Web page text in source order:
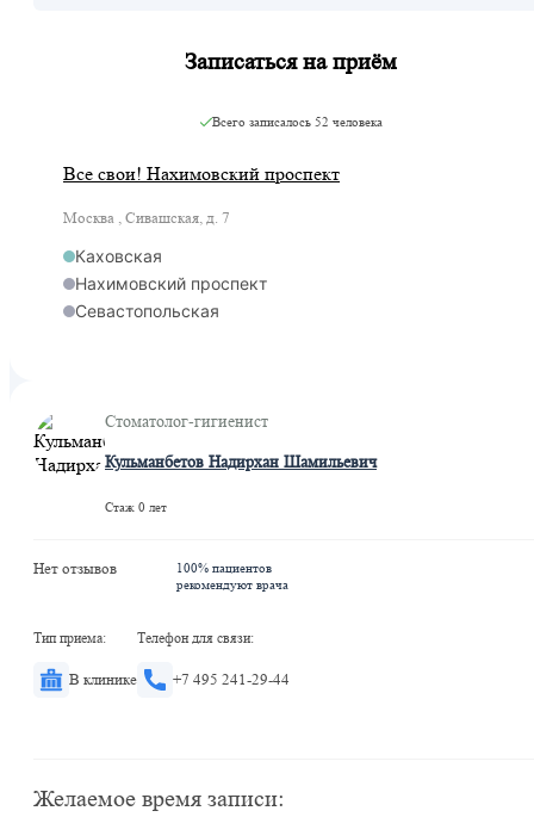
Записаться на приём
Всего записалось52 человека
Все свои! Нахимовский проспект
Москва , Сивашская, д. 7
Каховская
Нахимовский проспект
Севастопольская
Стоматолог-гигиенист
Кульманбетов Надирхан Шамильевич
Стаж 0 лет
Нет отзывов
100% пациентов
рекомендуют врача
Тип приема:
В клинике
Телефон для связи:
+7 495 241-29-44
Желаемое время записи: